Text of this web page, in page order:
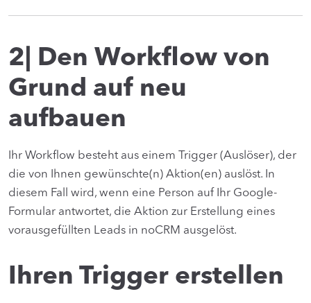
2| Den Workflow von
Grund auf neu
aufbauen
Ihr Workflow besteht aus einem Trigger (Auslöser), der
die von Ihnen gewünschte(n) Aktion(en) auslöst. In
diesem Fall wird, wenn eine Person auf Ihr Google-
Formular antwortet, die Aktion zur Erstellung eines
vorausgefüllten Leads in noCRM ausgelöst.
Ihren Trigger erstellen